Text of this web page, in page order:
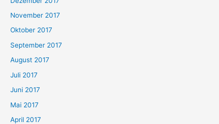
November 2017
Oktober 2017
September 2017
August 2017
Juli 2017
Juni 2017
Mai 2017
April 2017